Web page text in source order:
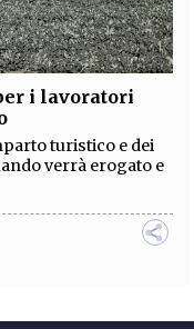
PUBBLICITÀ CONTATTI
i lavoratori
turistico e dei
verrà erogato e